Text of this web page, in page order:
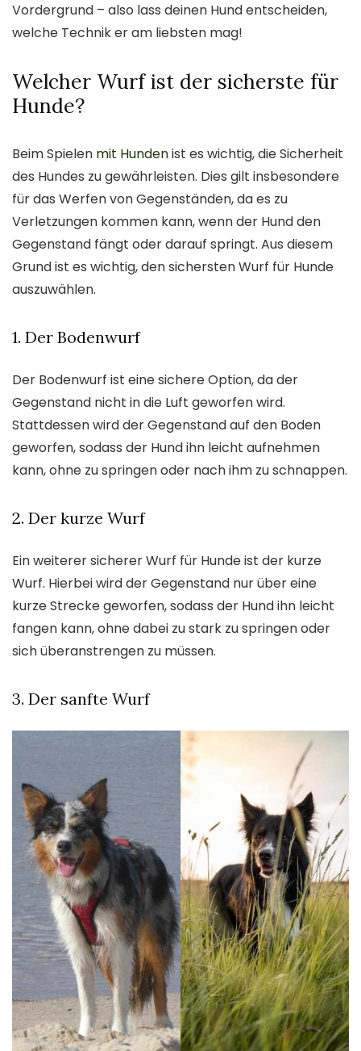
Vordergrund – also lass deinen Hund entscheiden,
welche Technik er am liebsten mag!
Welcher Wurf ist der sicherste für
Hunde?
Beim Spielen mit Hundenist es wichtig, die Sicherheit
des Hundes zu gewährleisten. Dies gilt insbesondere
für das Werfen von Gegenständen, da es zu
Verletzungen kommen kann, wenn der Hund den
Gegenstand fängt oder darauf springt. Aus diesem
Grund ist es wichtig, den sichersten Wurf für Hunde
auszuwählen.
1. Der Bodenwurf
Der Bodenwurf ist eine sichere Option, da der
Gegenstand nicht in die Luft geworfen wird.
Stattdessen wird der Gegenstand auf den Boden
geworfen, sodass der Hund ihn leicht aufnehmen
kann, ohne zu springen oder nach ihm zu schnappen.
2. Der kurze Wurf
Ein weiterer sicherer Wurf für Hunde ist der kurze
Wurf. Hierbei wird der Gegenstand nur über eine
kurze Strecke geworfen, sodass der Hund ihn leicht
fangen kann, ohne dabei zu stark zu springen oder
sich überanstrengen zu müssen.
3. Der sanfte Wurf